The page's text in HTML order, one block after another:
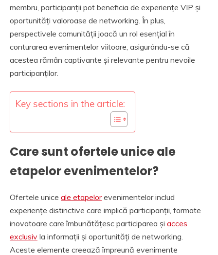
membru, participanții pot beneficia de experiențe VIP și
oportunități valoroase de networking. În plus,
perspectivele comunității joacă un rol esențial în
conturarea evenimentelor viitoare, asigurându-se că
acestea rămân captivante și relevante pentru nevoile
participanților.
Key sections in the article:
Care sunt ofertele unice ale
etapelor evenimentelor?
Ofertele unice ale etapelorevenimentelor includ
experiențe distinctive care implică participanții, formate
inovatoare care îmbunătățesc participarea și acces
exclusiv la informații și oportunități de networking.
Aceste elemente creează împreună evenimente